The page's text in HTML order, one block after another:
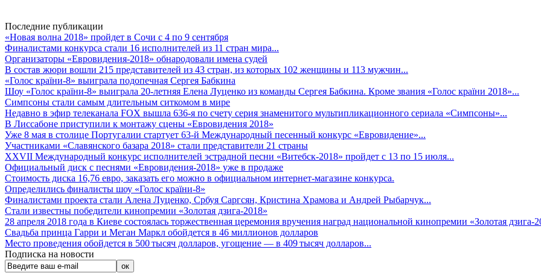
Последние публикации
«Новая волна 2018» пройдет в Сочи с 4 по 9 сентября
Финалистами конкурса стали 16 исполнителей из 11 стран мира...
Организаторы «Евровидения-2018» обнародовали имена судей
В состав жюри вошли 215 представителей из 43 стран, из которых 102 женщины и 113 мужчин...
«Голос країни-8» выиграла подопечная Сергея Бабкина
Шоу «Голос країни-8» выиграла 20-летняя Елена Луценко из команды Сергея Бабкина. Кроме звания «Голос країни 2018»...
Симпсоны стали самым длительным ситкомом в мире
Недавно в эфир телеканала FOX вышла 636-я по счету серия знаменитого мультипликационного сериала «Симпсоны»...
В Лиссабоне приступили к монтажу сцены «Евровидения 2018»
Уже 8 мая в столице Португалии стартует 63-й Международный песенный конкурс «Евровидение»...
Участниками «Славянского базара 2018» стали представители 21 страны
XXVII Международный конкурс исполнителей эстрадной песни «Витебск-2018» пройдет с 13 по 15 июля...
Официальный диск с песнями «Евровидения-2018» уже в продаже
Стоимость диска 16,76 евро, заказать его можно в официальном интернет-магазине конкурса.
Определились финалисты шоу «Голос країни-8»
Финалистами проекта стали Алена Луценко, Србуя Саргсян, Кристина Храмова и Андрей Рыбарчук...
Стали известны победители кинопремии «Золотая дзига-2018»
28 апреля 2018 года в Киеве состоялась торжественная церемония вручения наград национальной кинопремии «Золотая дзига-
Свадьба принца Гарри и Меган Маркл обойдется в 46 миллионов долларов
Место проведения обойдется в 500 тысяч долларов, угощение — в 409 тысяч долларов...
Подписка на новости